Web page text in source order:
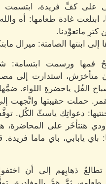
كفِّ فريدة، ابتسمت
ابتلعت غادة طعامها: أه
كترِ ماتعوِّدنا.
إلى ابنتها الصامتة: ميرال
فمها ورسمت ابتسامة:
متأخرَش، استدارت إلى
الفُل ياحضرةِ اللواء.
حملت حقيبتها واتَّجهت
دعواتِك ياستِّ الكُل.
هنتأخَر على
باي يابابي، باي ماما فريدة.
ذهابِهم إلى أن